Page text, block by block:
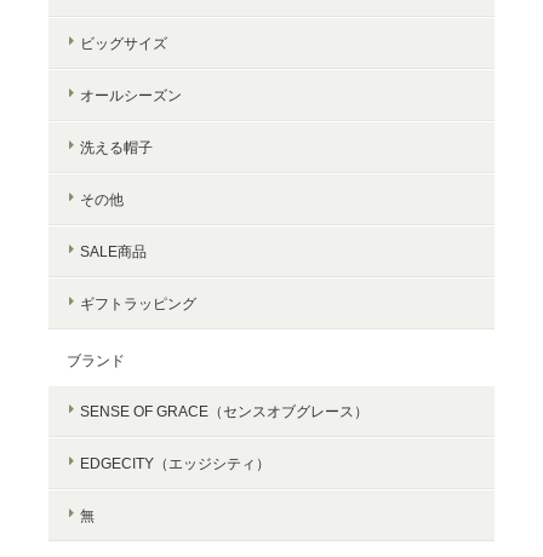
ビッグサイズ
オールシーズン
洗える帽子
その他
SALE商品
ギフトラッピング
ブランド
SENSE OF GRACE（センスオブグレース）
EDGECITY（エッジシティ）
無